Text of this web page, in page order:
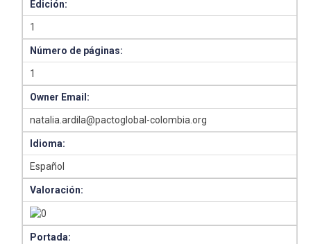
Edición:
1
Número de páginas:
1
Owner Email:
natalia.ardila@pactoglobal-colombia.org
Idioma:
Español
Valoración:
Portada: